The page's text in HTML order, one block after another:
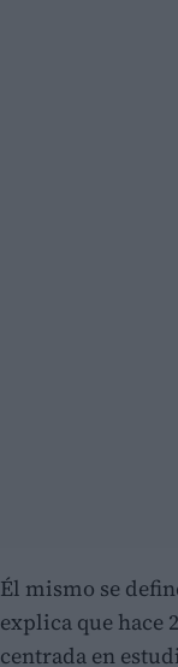
Él mismo se
explica que hace
centrada en